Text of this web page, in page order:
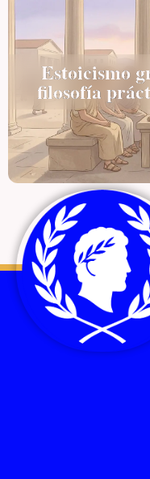
Estoicismo
filosofía